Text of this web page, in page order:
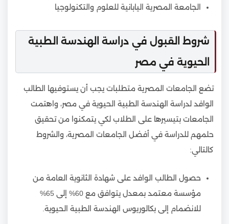
الجامعة المصرية اليابانية للعلوم والتكنولوجيا
شروط القبول في دراسة الهندسة الطبية
الحيوية في مصر
تضع الجامعات المصرية متطلبات يجب أن يستوفيها الطالب
الوافد لدراسة الهندسة الطبية الحيوية في مصر، واهتمت
الجامعات بتيسيرها على الطلاب لكي يتمكنوا من تحقيق
حلمهم للدراسة في أفضل الجامعات المصرية، والشروط
كالتالي:
حصول الطالب الوافد على شهادة الثانوية العامة من
مؤسسة معتمد بمعدل يتوافق مع 60% إلى 65%
للانضمام إلى بكالوريوس الهندسة الطبية الحيوية.